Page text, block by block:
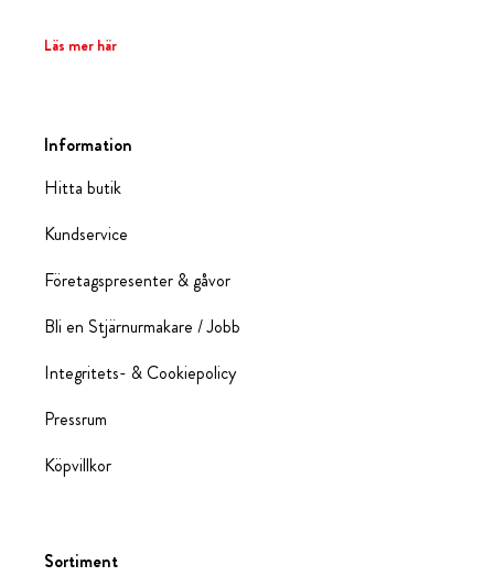
Läs mer här
Information
Hitta butik
Kundservice
Företagspresenter & gåvor
Bli en Stjärnurmakare / Jobb
Integritets- & Cookiepolicy
Pressrum
Köpvillkor
Sortiment